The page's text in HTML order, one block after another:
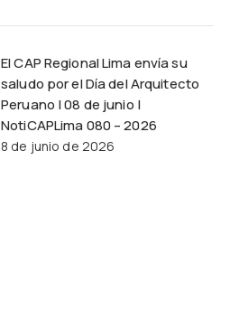
El CAP Regional Lima envía su
saludo por el Día del Arquitecto
Peruano | 08 de junio |
NotiCAPLima 080 – 2026
8 de junio de 2026